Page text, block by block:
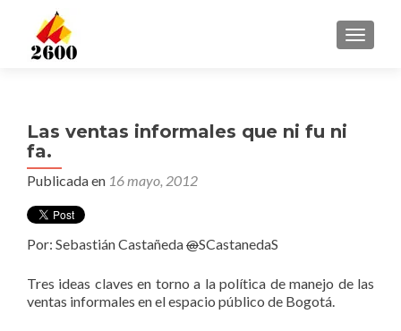
Las ventas informales que ni fu ni
fa.
Publicada en 16 mayo, 2012
Por: Sebastián Castañeda@SCastanedaS
Tres ideas claves en torno a la política de manejo de las
ventas informales en el espacio público de Bogotá.